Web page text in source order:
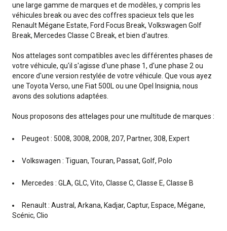
une large gamme de marques et de modèles, y compris les
véhicules break ou avec des coffres spacieux tels que les
Renault Mégane Estate, Ford Focus Break, Volkswagen Golf
Break, Mercedes Classe C Break, et bien d'autres.
Nos attelages sont compatibles avec les différentes phases de
votre véhicule, qu'il s'agisse d'une phase 1, d'une phase 2 ou
encore d'une version restylée de votre véhicule. Que vous ayez
une Toyota Verso, une Fiat 500L ou une Opel Insignia, nous
avons des solutions adaptées.
Nous proposons des attelages pour une multitude de marques :
Peugeot : 5008, 3008, 2008, 207, Partner, 308, Expert
Volkswagen : Tiguan, Touran, Passat, Golf, Polo
Mercedes : GLA, GLC, Vito, Classe C, Classe E, Classe B
Renault : Austral, Arkana, Kadjar, Captur, Espace, Mégane,
Scénic, Clio